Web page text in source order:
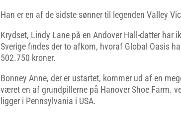
Han er en af de sidste sønner til legenden Valley
Krydset, Lindy Lane på en Andover Hall-datter har
Sverige findes der to afkom, hvoraf Global Oasis
502.750 kroner.
Bonney Anne, der er ustartet, kommer ud af en
været en af grundpillerne på Hanover Shoe Farm.
ligger i Pennsylvania i USA.